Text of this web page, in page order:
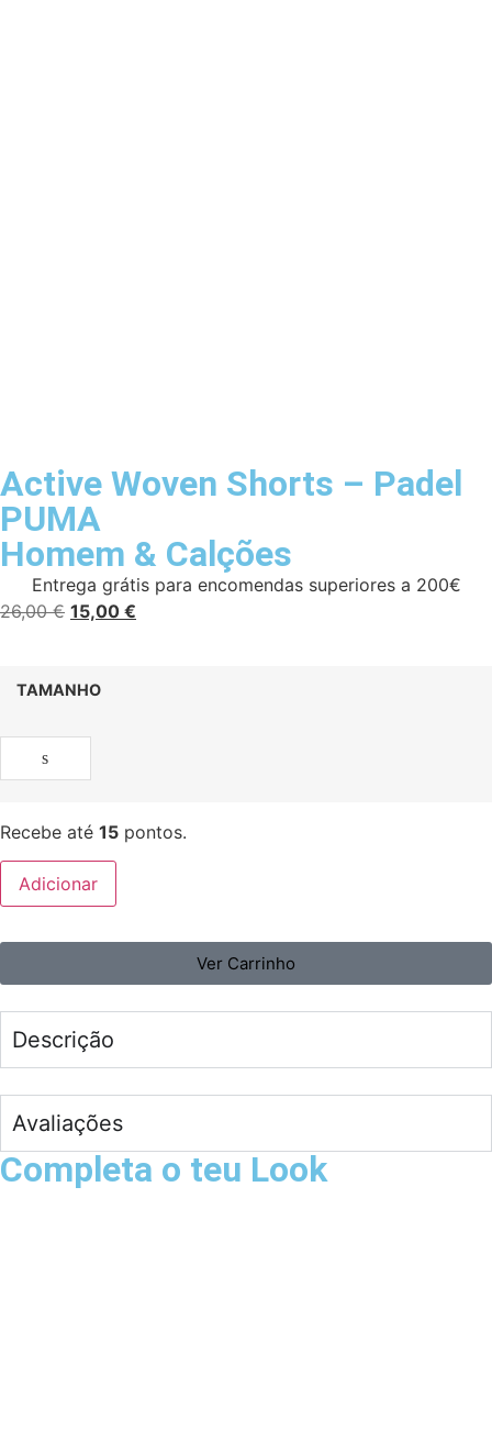
Active Woven Shorts – Padel
PUMA
Homem & Calções
Entrega grátis para encomendas superiores a 200€
26,00€ 15,00 €
TAMANHO
s
Recebe até 15 pontos.
Adicionar
Ver Carrinho
Descrição
Avaliações
Completa o teu Look